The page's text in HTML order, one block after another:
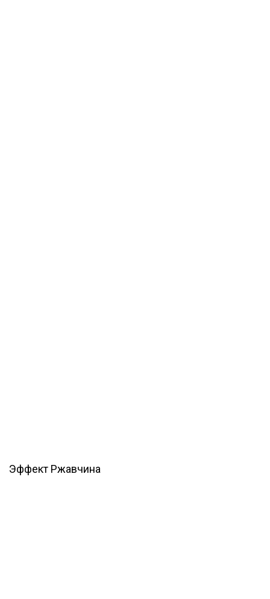
Эффект Ржавчина